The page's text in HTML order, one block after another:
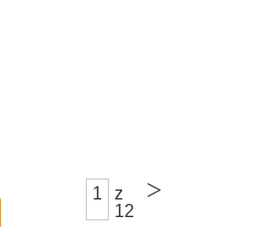
1
z
12
>